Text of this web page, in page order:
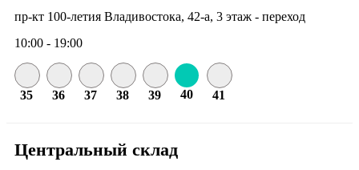
пр-кт 100-летия Владивостока, 42-а, 3 этаж - переход
10:00 - 19:00
35 36 37 38 39 40 41
Центральный склад